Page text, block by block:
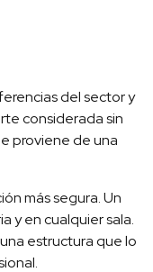
del sector y
considerada sin
proviene de una
más segura. Un
y en cualquier sala.
estructura que lo